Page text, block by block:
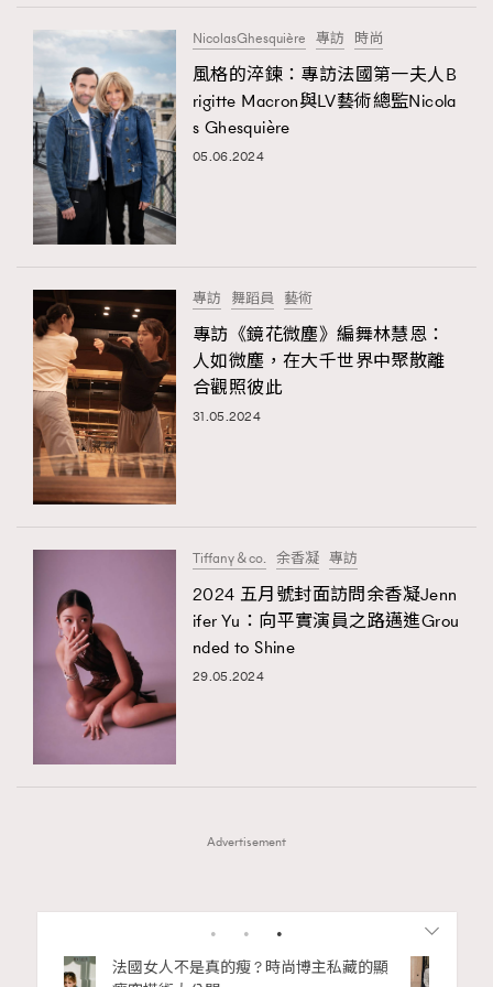
NicolasGhesquière 專訪 時尚
風格的淬鍊：專訪法國第一夫人B
rigitte Macron與LV藝術總監Nicola
s Ghesquière
05.06.2024
專訪 舞蹈員 藝術
專訪《鏡花微塵》編舞林慧恩：
人如微塵，在大千世界中聚散離
合觀照彼此
31.05.2024
Tiffany＆co. 余香凝 專訪
2024 五月號封面訪問余香凝Jenn
ifer Yu：向平實演員之路邁進Grou
nded to Shine
29.05.2024
Advertisement
4
別再用酒精消毒皮革！6個清潔手袋小技